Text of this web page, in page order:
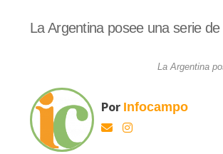
La Argentina posee una serie
La Argentina
Por Infocampo